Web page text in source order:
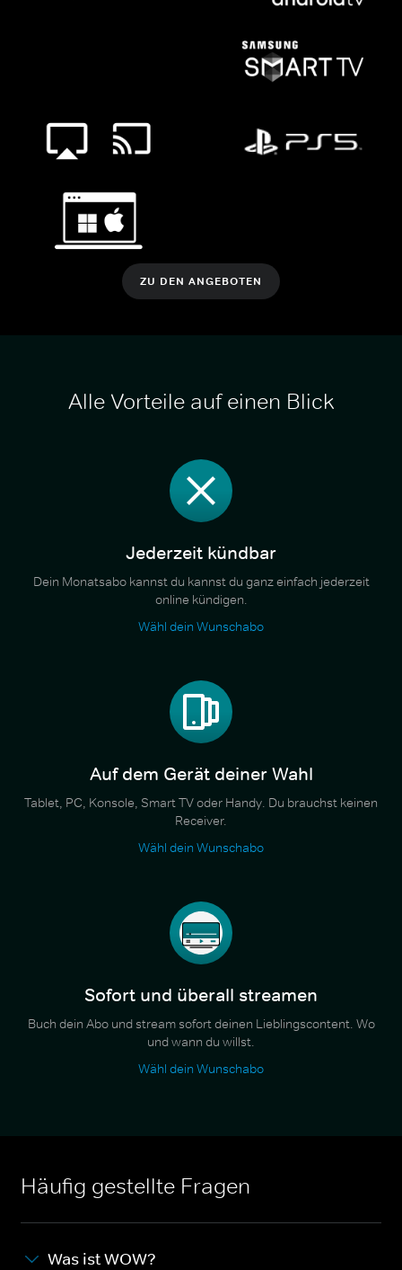
ZU DEN ANGEBOTEN
Alle Vorteile auf einen Blick
Jederzeit kündbar
Dein Monatsabo kannst du kannst du ganz einfach jederzeit
online kündigen.
Wähl dein Wunschabo
Auf dem Gerät deiner Wahl
Tablet, PC, Konsole, Smart TV oder Handy. Du brauchst keinen
Receiver.
Wähl dein Wunschabo
Sofort und überall streamen
Buch dein Abo und stream sofort deinen Lieblingscontent. Wo
und wann du willst.
Wähl dein Wunschabo
Häufig gestellte Fragen
Was ist WOW?